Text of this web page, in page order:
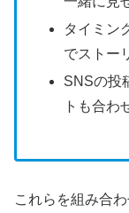
タイミン
でストー
SNSの投
トも合わ
これらを組み合